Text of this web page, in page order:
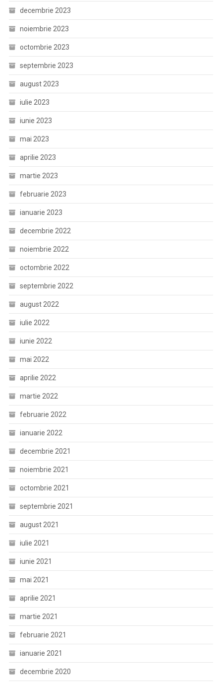
decembrie 2023
noiembrie 2023
octombrie 2023
septembrie 2023
august 2023
iulie 2023
iunie 2023
mai 2023
aprilie 2023
martie 2023
februarie 2023
ianuarie 2023
decembrie 2022
noiembrie 2022
octombrie 2022
septembrie 2022
august 2022
iulie 2022
iunie 2022
mai 2022
aprilie 2022
martie 2022
februarie 2022
ianuarie 2022
decembrie 2021
noiembrie 2021
octombrie 2021
septembrie 2021
august 2021
iulie 2021
iunie 2021
mai 2021
aprilie 2021
martie 2021
februarie 2021
ianuarie 2021
decembrie 2020